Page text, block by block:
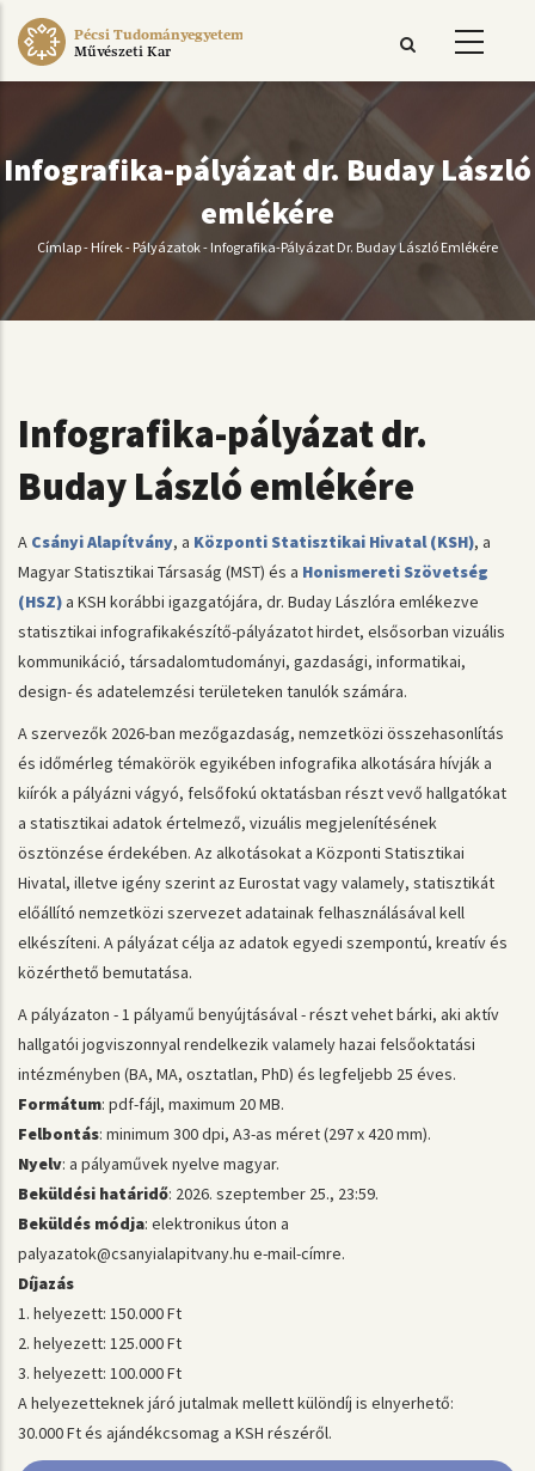
Ugrás
Pécsi Tudományegyetem
Művészeti Kar
Infografika-pályázat dr. Buday László
emlékére
Morzsa
Címlap- Hírek- Pályázatok- Infografika-Pályázat Dr. Buday László Emlékére
Infografika-pályázat dr.
Buday László emlékére
A Csányi Alapítvány, a Központi Statisztikai Hivatal (KSH), a
Magyar Statisztikai Társaság (MST) és a Honismereti Szövetség
(HSZ) a KSH korábbi igazgatójára, dr. Buday Lászlóra emlékezve
statisztikai infografikakészítő-pályázatot hirdet, elsősorban vizuális
kommunikáció, társadalomtudományi, gazdasági, informatikai,
design- és adatelemzési területeken tanulók számára.
A szervezők 2026-ban mezőgazdaság, nemzetközi összehasonlítás
és időmérleg témakörök egyikében infografika alkotására hívják a
kiírók a pályázni vágyó, felsőfokú oktatásban részt vevő hallgatókat
a statisztikai adatok értelmező, vizuális megjelenítésének
ösztönzése érdekében. Az alkotásokat a Központi Statisztikai
Hivatal, illetve igény szerint az Eurostat vagy valamely, statisztikát
előállító nemzetközi szervezet adatainak felhasználásával kell
elkészíteni. A pályázat célja az adatok egyedi szempontú, kreatív és
közérthető bemutatása.
A pályázaton - 1 pályamű benyújtásával - részt vehet bárki, aki aktív
hallgatói jogviszonnyal rendelkezik valamely hazai felsőoktatási
intézményben (BA, MA, osztatlan, PhD) és legfeljebb 25 éves.
Formátum: pdf-fájl, maximum 20 MB.
Felbontás: minimum 300 dpi, A3-as méret (297 x 420 mm).
Nyelv: a pályaművek nyelve magyar.
Beküldési határidő: 2026. szeptember 25., 23:59.
Beküldés módja: elektronikus úton a
palyazatok@csanyialapitvany.hu e-mail-címre.
Díjazás
1. helyezett: 150.000 Ft
2. helyezett: 125.000 Ft
3. helyezett: 100.000 Ft
A helyezetteknek járó jutalmak mellett különdíj is elnyerhető:
30.000 Ft és ajándékcsomag a KSH részéről.